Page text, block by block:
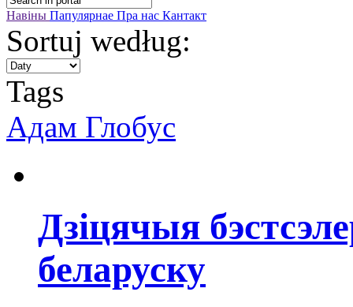
Навіны Папулярнае Пра нас Кантакт
Sortuj według:
Tags
Адам Глобус
Дзіцячыя
беларуску